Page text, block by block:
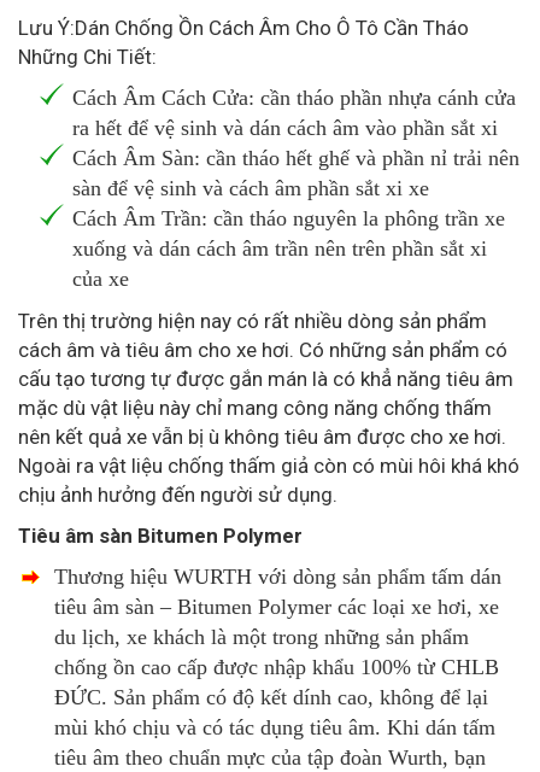
Lưu Ý:Dán Chống Ồn Cách Âm Cho Ô Tô Cần Tháo
Những Chi Tiết:
Cách Âm Cách Cửa: cần tháo phần nhựa cánh cửa
ra hết để vệ sinh và dán cách âm vào phần sắt xi
Cách Âm Sàn: cần tháo hết ghế và phần nỉ trải nên
sàn để vệ sinh và cách âm phần sắt xi xe
Cách Âm Trần: cần tháo nguyên la phông trần xe
xuống và dán cách âm trần nên trên phần sắt xi
của xe
Trên thị trường hiện nay có rất nhiều dòng sản phẩm
cách âm và tiêu âm cho xe hơi. Có những sản phẩm có
cấu tạo tương tự được gắn mán là có khẳ năng tiêu âm
mặc dù vật liệu này chỉ mang công năng chống thấm
nên kết quả xe vẫn bị ù không tiêu âm được cho xe hơi.
Ngoài ra vật liệu chống thấm giả còn có mùi hôi khá khó
chịu ảnh hưởng đến người sử dụng.
Tiêu âm sàn Bitumen Polymer
Thương hiệu WURTH với dòng sản phẩm tấm dán
tiêu âm sàn – Bitumen Polymer các loại xe hơi, xe
du lịch, xe khách là một trong những sản phẩm
chống ồn cao cấp được nhập khẩu 100% từ CHLB
ĐỨC. Sản phẩm có độ kết dính cao, không để lại
mùi khó chịu và có tác dụng tiêu âm. Khi dán tấm
tiêu âm theo chuẩn mực của tập đoàn Wurth, bạn